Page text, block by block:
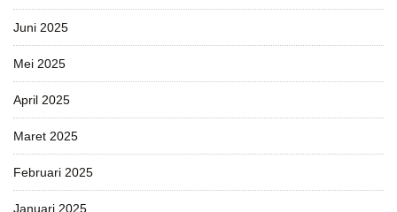
Juni 2025
Mei 2025
April 2025
Maret 2025
Februari 2025
Januari 2025